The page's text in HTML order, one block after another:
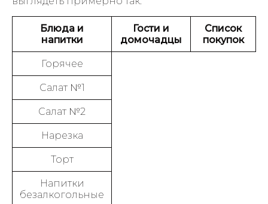
Блюда и
напитки
Гости и
домочадцы
Список
покупок
Горячее
Салат №1
Салат №2
Нарезка
Торт
Напитки
безалкогольные